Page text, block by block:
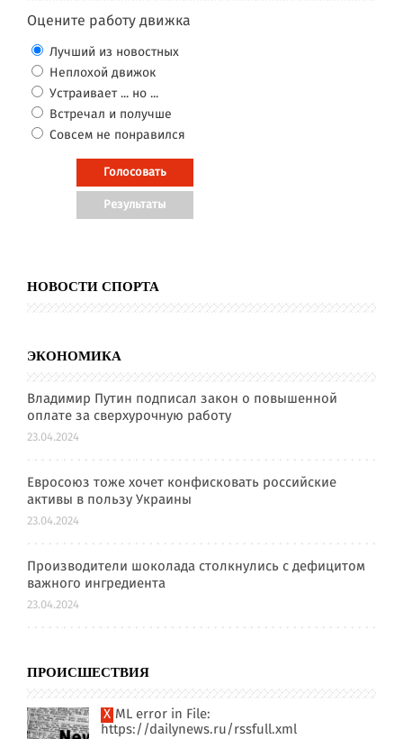
Оцените работу движка
Лучший из новостных
Неплохой движок
Устраивает ... но ...
Встречал и получше
Совсем не понравился
НОВОСТИ СПОРТА
ЭКОНОМИКА
Владимир Путин подписал закон о повышенной
оплате за сверхурочную работу
23.04.2024
Евросоюз тоже хочет конфисковать российские
активы в пользу Украины
23.04.2024
Производители шоколада столкнулись с дефицитом
важного ингредиента
23.04.2024
ПРОИСШЕСТВИЯ
XML error in File:
https://dailynews.ru/rssfull.xml